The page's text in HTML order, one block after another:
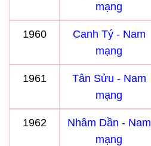
mạng
1960
Canh Tý - Nam
mạng
1961
Tân Sửu - Nam
mạng
1962
Nhâm Dần - Nam
mạng